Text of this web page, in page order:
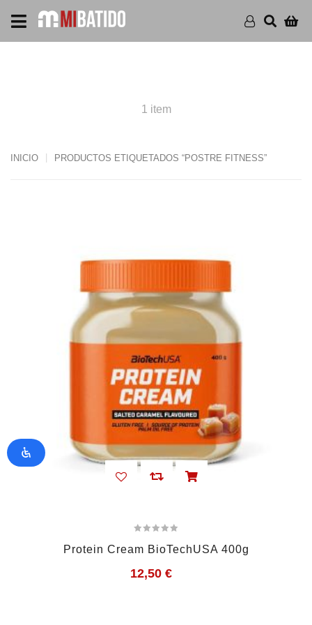
1 item
INICIO PRODUCTOS ETIQUETADOS “POSTRE FITNESS”
Protein Cream BioTechUSA 400g
12,50 €